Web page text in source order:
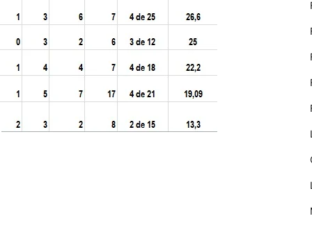
sigui possible.
Si rebutja
aquestes
cookies
algunes
funcionalitats
desapareixeran
del lloc web.